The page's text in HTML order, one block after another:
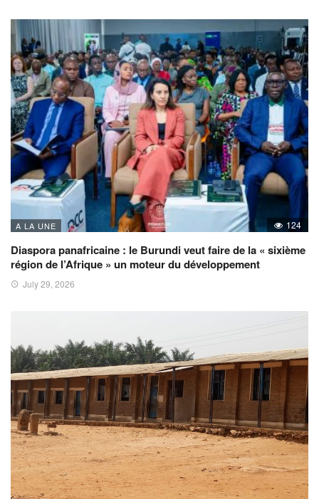
A LA UNE 124
Diaspora panafricaine : le Burundi veut faire de la « sixième
région de l’Afrique » un moteur du développement
July 29, 2026